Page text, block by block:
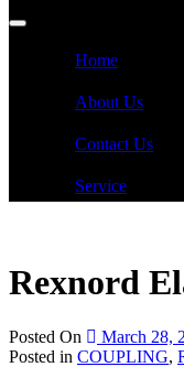
Home
About Us
Contact Us
Service
Rexnord
Posted On March 28,
Posted in COUPLING,